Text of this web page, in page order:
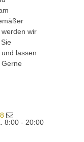
wir
lassen
8:00 - 20:00